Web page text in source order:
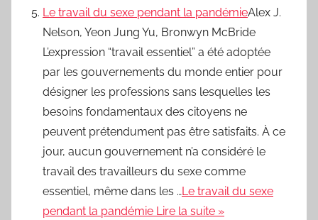
Le travail du sexe pendant la pandémieAlex J.
Nelson, Yeon Jung Yu, Bronwyn McBride
L’expression “travail essentiel” a été adoptée
par les gouvernements du monde entier pour
désigner les professions sans lesquelles les
besoins fondamentaux des citoyens ne
peuvent prétendument pas être satisfaits. À ce
jour, aucun gouvernement n’a considéré le
travail des travailleurs du sexe comme
essentiel, même dans les …Le travail du sexe
pendant la pandémie Lire la suite »